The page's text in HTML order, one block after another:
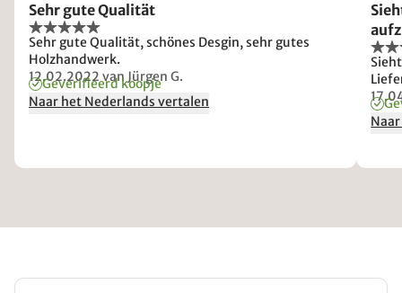
Sehr gute Qualität
Sehr gute Qualität, schönes Desgin, sehr gutes
Holzhandwerk.
12.02.2022 van Jürgen G.
Geverifieerd koopje
Naar het Nederlands vertalen